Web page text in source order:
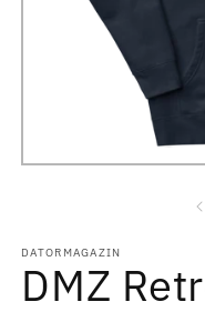
DATORMAGAZIN
DMZ